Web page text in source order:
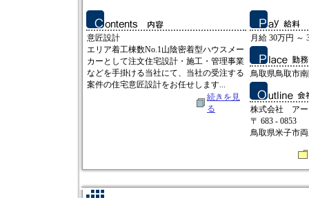
意匠設計
エリア着工棟数No.1山陰密着型ハウスメー
カーとして注文住宅設計・施工・管理事業
などを手掛ける当社にて、当社の受注する
案件の住宅意匠設計をお任せします...
続きを見
る
月給 30万円 ～
鳥取県鳥取市
株式会社 アー
〒 683 - 0853
鳥取県米子市